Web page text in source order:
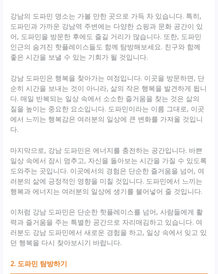
강남의 도파민 명소는 가볼 만한 곳으로 가득 차 있습니다. 특히,
도파민과 가까운 강남역 주변에는 다양한 쇼핑과 문화 공간이 있
어, 도파민을 방문한 후에도 즐길 거리가 많습니다. 또한, 도파민
인근의 숨겨진 핫플레이스들도 함께 탐방해보세요. 친구와 함께
좋은 시간을 보낼 수 있는 기회가 될 것입니다.
강남 도파민은 행복을 찾아가는 여정입니다. 이곳을 방문하면, 단
순히 시간을 보내는 것이 아니라, 삶의 작은 행복을 발견하게 됩니
다. 매일 반복되는 일상 속에서 소소한 즐거움을 찾는 것은 삶의
질을 높이는 중요한 요소입니다. 도파민이라는 이름 그대로, 이곳
에서 느끼는 행복감은 여러분의 일상에 큰 변화를 가져올 것입니
다.
마지막으로, 강남 도파민은 에너지를 충전하는 공간입니다. 바쁜
일상 속에서 잠시 멈추고, 자신을 돌아보는 시간을 가질 수 있도록
도와주는 곳입니다. 이곳에서의 경험은 단순한 즐거움을 넘어, 여
러분의 삶에 긍정적인 영향을 미칠 것입니다. 도파민에서 느끼는
행복과 에너지는 여러분의 일상에 생기를 불어넣어 줄 것입니다.
이처럼 강남 도파민은 단순한 핫플레이스를 넘어, 사람들에게 활
력과 즐거움을 주는 특별한 공간으로 자리매김하고 있습니다. 여
러분도 강남 도파민에서 새로운 경험을 하고, 일상 속에서 잊고 있
던 행복을 다시 찾아보시기 바랍니다.
2. 도파민 탐방하기